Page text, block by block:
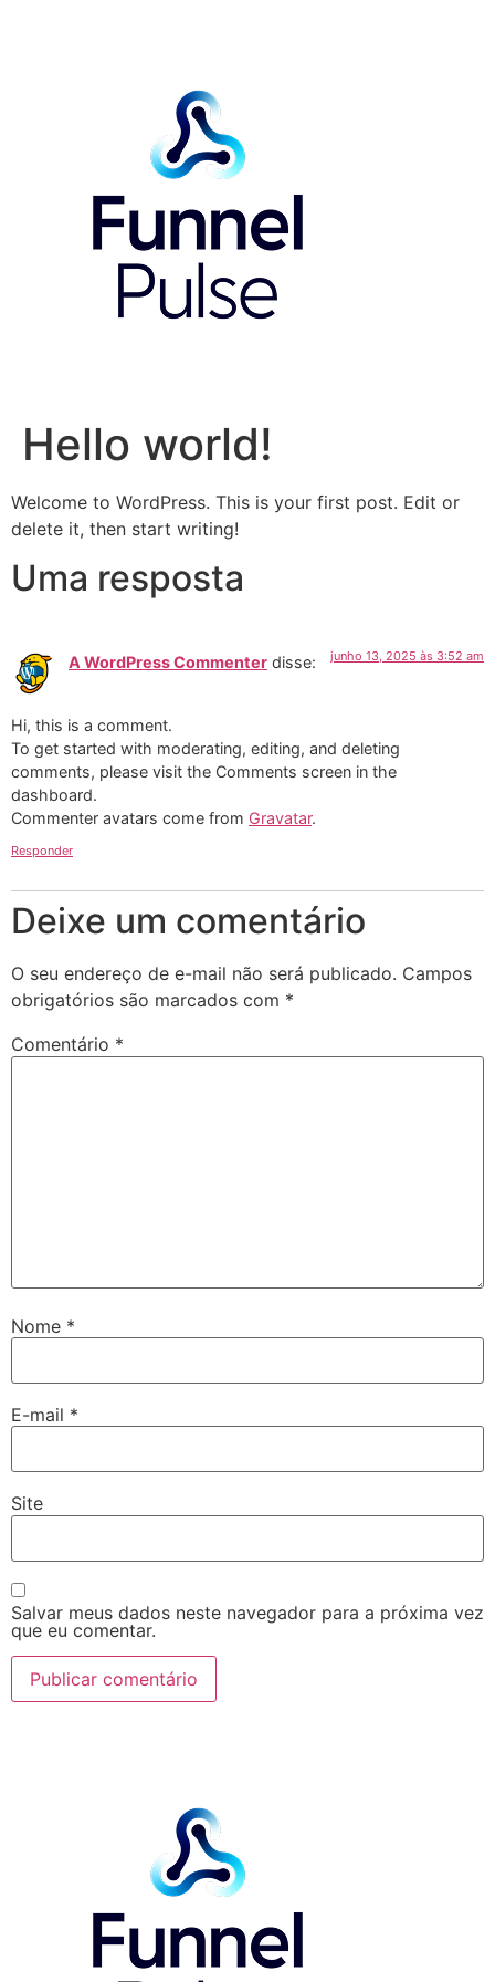
Hello world!
Welcome to WordPress. This is your first post. Edit or
delete it, then start writing!
Uma resposta
A WordPress Commenter disse: junho 13, 2025 às 3:52 am
Hi, this is a comment.
To get started with moderating, editing, and deleting
comments, please visit the Comments screen in the
dashboard.
Commenter avatars come from Gravatar.
Responder
Deixe um comentário
O seu endereço de e-mail não será publicado. Campos
obrigatórios são marcados com *
Comentário *
Nome *
E-mail *
Site
Salvar meus dados neste navegador para a próxima vez
que eu comentar.